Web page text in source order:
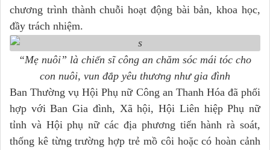
chương trình thành chuỗi hoạt động bài bản, khoa học,
đầy trách nhiệm.
“Mẹ nuôi” là chiến sĩ công an chăm sóc mái tóc cho
con nuôi, vun đắp yêu thương như gia đình
Ban Thường vụ Hội Phụ nữ Công an Thanh Hóa đã phối
hợp với Ban Gia đình, Xã hội, Hội Liên hiệp Phụ nữ
tỉnh và Hội phụ nữ các địa phương tiến hành rà soát,
thống kê từng trường hợp trẻ mồ côi hoặc có hoàn cảnh